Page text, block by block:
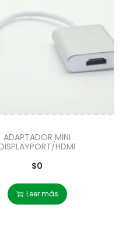
ADAPTADOR MINI
HDMI
$0
Leer más